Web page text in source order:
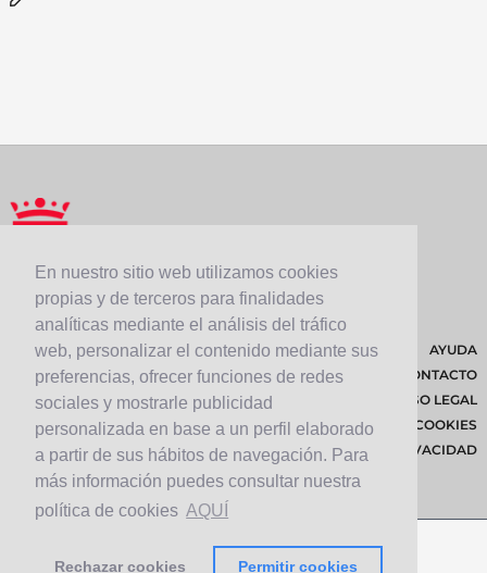
En nuestro sitio web utilizamos cookies
propias y de terceros para finalidades
analíticas mediante el análisis del tráfico
web, personalizar el contenido mediante sus
preferencias, ofrecer funciones de redes
sociales y mostrarle publicidad
personalizada en base a un perfil elaborado
a partir de sus hábitos de navegación. Para
más información puedes consultar nuestra
política de cookies AQUÍ
Rechazar cookies Permitir cookies
AYUDA
CONTACTO
AVISO LEGAL
POLÍTICA DE COOKIES
POLÍTICA DE PRIVACIDAD